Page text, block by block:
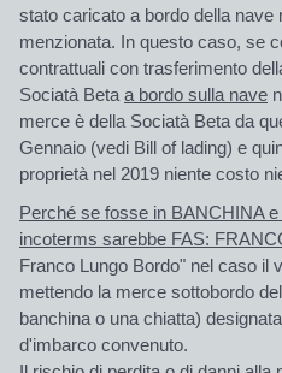
stato caricato a bordo della nave
menzionata. In questo caso, se
contrattuali con trasferimento
Sociatà Beta a bordo sulla nave
merce è della Sociatà Beta da
Gennaio (vedi Bill of lading) e
proprietà nel 2019 niente costo
Perché se fosse in BANCHINA
incoterms sarebbe FAS:
Franco Lungo Bordo" nel caso il
mettendo la merce sottobordo
banchina o una chiatta)
d'imbarco convenuto.